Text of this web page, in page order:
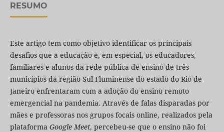
RESUMO
Este artigo tem como objetivo identificar os principais
desafios que a educação e, em especial, os educadores,
familiares e alunos da rede pública de ensino de três
municípios da região Sul Fluminense do estado do Rio de
Janeiro enfrentaram com a adoção do ensino remoto
emergencial na pandemia. Através de falas disparadas por
mães e professoras nos grupos focais online, realizados pela
plataforma Google Meet, percebeu-se que o ensino não foi